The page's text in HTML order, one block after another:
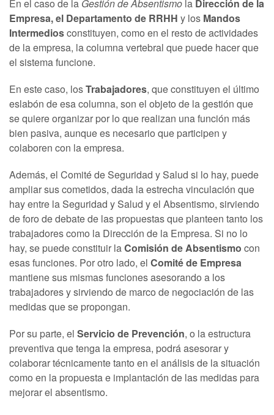
En el caso de la Gestión de Absentismo la Dirección de la
Empresa, el Departamento de RRHH y los Mandos
Intermediosconstituyen, como en el resto de actividades
de la empresa, la columna vertebral que puede hacer que
el sistema funcione.
En este caso, losTrabajadores, que constituyen el último
eslabón de esa columna, son el objeto de la gestión que
se quiere organizar por lo que realizan una función más
bien pasiva, aunque es necesario que participen y
colaboren con la empresa.
Además, el Comité de Seguridad y Salud si lo hay, puede
ampliar sus cometidos, dada la estrecha vinculación que
hay entre la Seguridad y Salud y el Absentismo, sirviendo
de foro de debate de las propuestas que planteen tanto los
trabajadores como la Dirección de la Empresa. Si no lo
hay, se puede constituir laComisión de Absentismo con
esas funciones. Por otro lado, el Comité de Empresa
mantiene sus mismas funciones asesorando a los
trabajadores y sirviendo de marco de negociación de las
medidas que se propongan.
Por su parte, el Servicio de Prevención, o la estructura
preventiva que tenga la empresa, podrá asesorar y
colaborar técnicamente tanto en el análisis de la situación
como en la propuesta e implantación de las medidas para
mejorar el absentismo.